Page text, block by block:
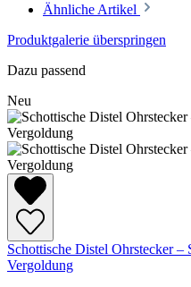
Ähnliche Artikel
Produktgalerie überspringen
Dazu passend
Neu
Schottische Distel Ohrstecker
Vergoldung